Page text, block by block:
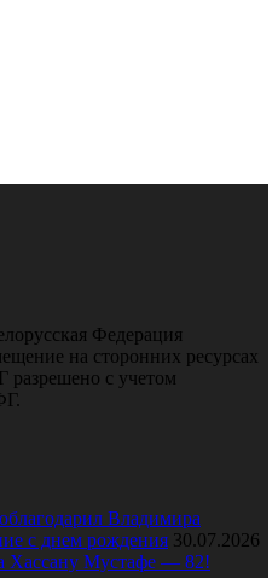
Федерация
на сторонних ресурсах
разрешено с учетом
Владимира
с днем рождения 30.07.2026
Хассану Мустафе — 82!